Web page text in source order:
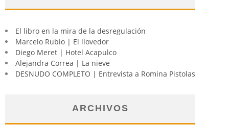
El libro en la mira de la desregulación
Marcelo Rubio | El llovedor
Diego Meret | Hotel Acapulco
Alejandra Correa | La nieve
DESNUDO COMPLETO | Entrevista a Romina Pistolas
ARCHIVOS